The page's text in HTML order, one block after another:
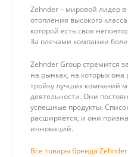
Zehnder – мировой лидер
отопления высокого
которой есть своя
За плечами компании
Zehnder Group стремится
на рынках, на которых она
тройку лучших компаний
деятельности. Они
успешные продукты.
расширяется, и они
инноваций.
Все товары бренда Zehnder